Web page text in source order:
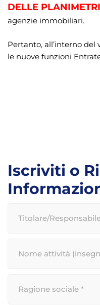
DELLE
agenzie immobiliari.
Pertanto, all’interno
le nuove funzioni
Iscriviti o